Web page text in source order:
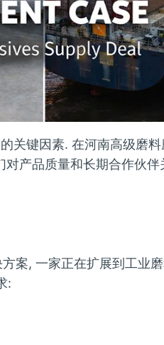
关键因素. 在河南高级磨
产品质量和长期合作伙伴
案, 一家正在扩展到工业
: